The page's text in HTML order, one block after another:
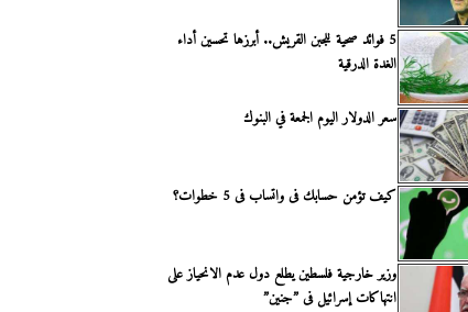
5 فوائد صحية للجبن القريش.. أبرزها تحسين أداء
الغدة الدرقية
سعر الدولار اليوم الجمعة في البنوك
كيف تؤمن حسابك فى واتساب فى 5 خطوات؟
وزير خارجية فلسطين يطلع دول عدم الانحياز على
انتهاكات إسرائيل فى ”جنين”